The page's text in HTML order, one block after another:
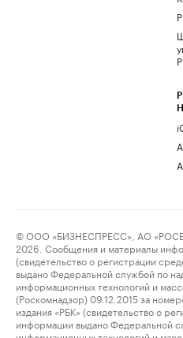
© ООО «БИЗНЕСПРЕСС», АО
2026. Сообщения и материалы
(свидетельство о регистрации
выдано Федеральной службой по
информационных технологий и
(Роскомнадзор) 09.12.2015 за
издания «РБК» (свидетельство о
информации выдано Федеральной